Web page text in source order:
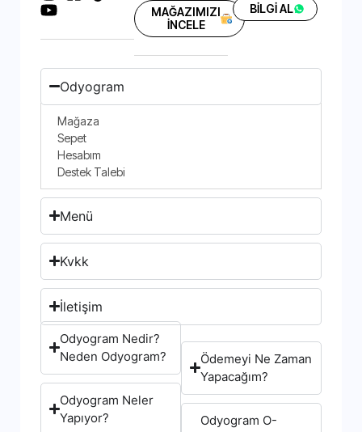
MAĞAZIMIZI
İNCELE
BİLGİ AL
Odyogram
Mağaza
Sepet
Hesabım
Destek Talebi
Menü
Kvkk
İletişim
Odyogram Nedir?
Neden Odyogram?
Odyogram Neler
Yapıyor?
Ödemeyi Ne Zaman
Yapacağım?
Odyogram O-